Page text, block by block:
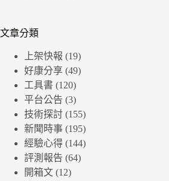
文章分類
上架快報 (19)
好康分享 (49)
工具書 (120)
平台公告 (3)
技術探討 (155)
新聞時事 (195)
經驗心得 (144)
評測報告 (64)
開箱文 (12)